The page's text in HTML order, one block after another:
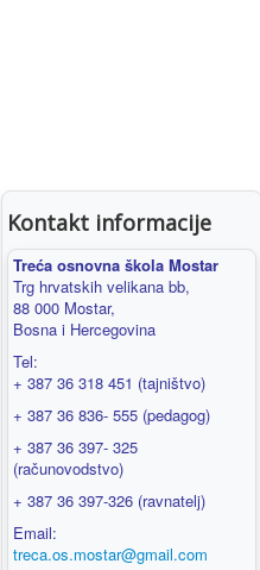
Kontakt informacije
Treća osnovna škola Mostar
Trg hrvatskih velikana bb,
88 000 Mostar,
Bosna i Hercegovina
Tel:
+ 387 36 318 451 (tajništvo)
+ 387 36 836- 555 (pedagog)
+ 387 36 397- 325
(računovodstvo)
+ 387 36 397-326 (ravnatelj)
Email:
treca.os.mostar@gmail.com